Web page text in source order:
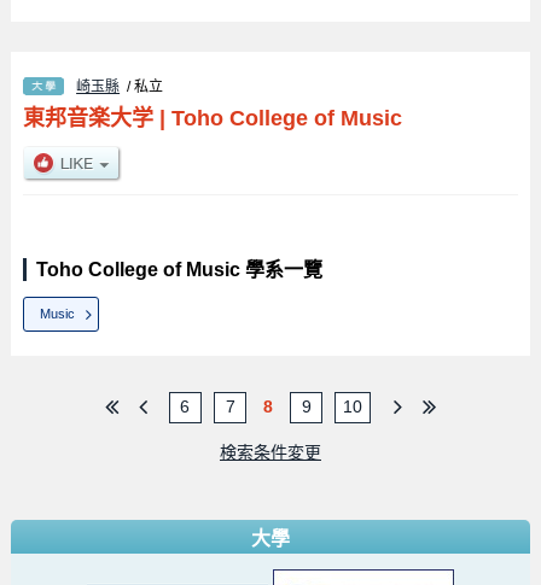
崎玉縣 / 私立
東邦音楽大学| Toho College of Music
Toho College of Music 學系一覽
Music
6 7 8 9 10
検索条件変更
大學